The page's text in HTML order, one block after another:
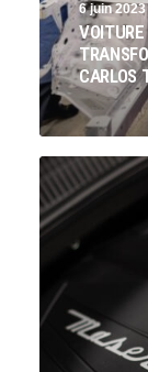
6 juin 2023
CARLOS